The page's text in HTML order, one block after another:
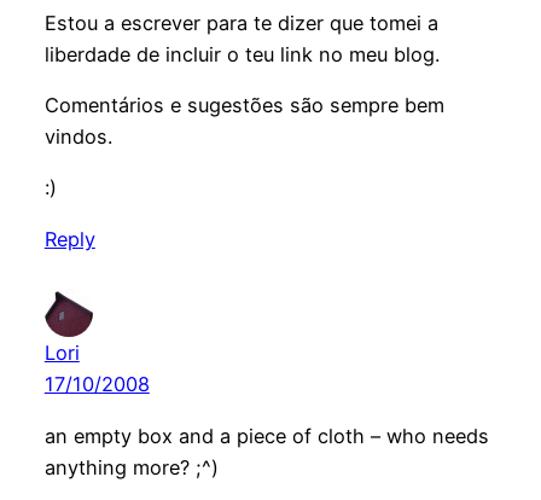
Estou a escrever para te dizer que tomei a
liberdade de incluir o teu link no meu blog.
Comentários e sugestões são sempre bem
vindos.
:)
Reply
Lori
17/10/2008
an empty box and a piece of cloth – who needs
anything more? ;^)